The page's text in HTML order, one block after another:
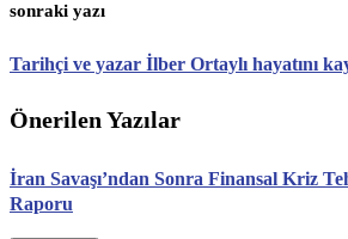
sonraki yazı
Tarihçi ve yazar İlber Ortaylı hayatını
Önerilen Yazılar
İran Savaşı’ndan Sonra Finansal Kriz
Raporu